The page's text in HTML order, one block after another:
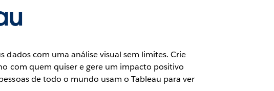
dados com uma análise visual sem limites. Crie
com quem quiser e gere um impacto positivo
de todo o mundo usam o Tableau para ver